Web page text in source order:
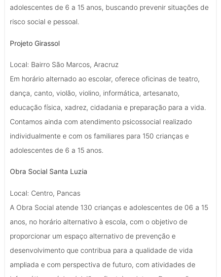
adolescentes de 6 a 15 anos, buscando prevenir situações de
risco social e pessoal.
Projeto Girassol
Local: Bairro São Marcos, Aracruz
Em horário alternado ao escolar, oferece oficinas de teatro,
dança, canto, violão, violino, informática, artesanato,
educação física, xadrez, cidadania e preparação para a vida.
Contamos ainda com atendimento psicossocial realizado
individualmente e com os familiares para 150 crianças e
adolescentes de 6 a 15 anos.
Obra Social Santa Luzia
Local: Centro, Pancas
A Obra Social atende 130 crianças e adolescentes de 06 a 15
anos, no horário alternativo à escola, com o objetivo de
proporcionar um espaço alternativo de prevenção e
desenvolvimento que contribua para a qualidade de vida
ampliada e com perspectiva de futuro, com atividades de